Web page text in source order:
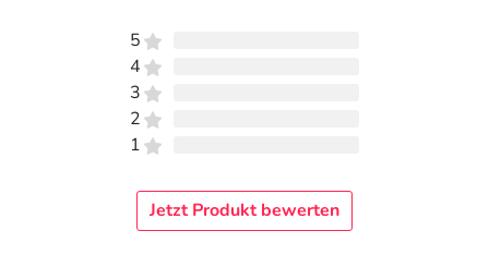
5
4
3
2
1
Jetzt Produkt bewerten